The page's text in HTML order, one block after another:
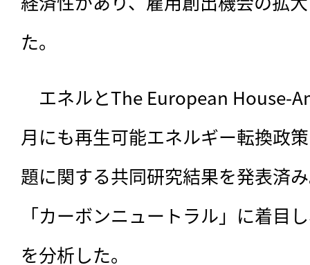
た。
エネルとThe European House-
月にも再生可能エネルギー転換政
題に関する共同研究結果を発表済
「カーボンニュートラル」に着目
を分析した。